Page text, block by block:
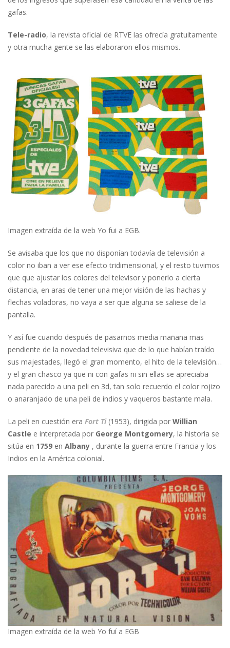
gafas.
Tele-radio, la revista oficial de RTVE las ofrecía gratuitamente
y otra mucha gente se las elaboraron ellos mismos.
Imagen extraída de la web Yo fui a EGB.
Se avisaba que los que no disponían todavía de televisión a
color no iban a ver ese efecto tridimensional, y el resto tuvimos
que que ajustar los colores del televisor y ponerlo a cierta
distancia, en aras de tener una mejor visión de las hachas y
flechas voladoras, no vaya a ser que alguna se saliese de la
pantalla.
Y así fue cuando después de pasarnos media mañana mas
pendiente de la novedad televisiva que de lo que habían traído
sus majestades, llegó el gran momento, el hito de la televisión…
y el gran chasco ya que ni con gafas ni sin ellas se apreciaba
nada parecido a una peli en 3d, tan solo recuerdo el color rojizo
o anaranjado de una peli de indios y vaqueros bastante mala.
La peli en cuestión era Fort Ti(1953), dirigida por Willian
Castle e interpretada por George Montgomery, la historia se
sitúa en 1759 en Albany , durante la guerra entre Francia y los
Indios en la América colonial.
Imagen extraída de la web Yo fuí a EGB